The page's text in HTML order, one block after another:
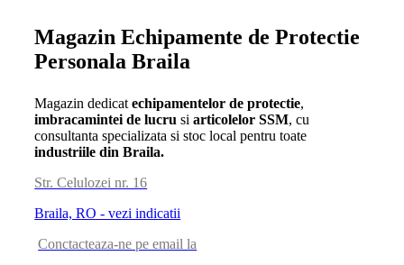
Magazin Echipamente de Protectie
Personala Braila
Magazin dedicatechipamentelor de protectie,
imbracamintei de lucru siarticolelor SSM, cu
consultanta specializata si stoc local pentru toate
industriile din Braila.
Str. Celulozei nr. 16
Braila, RO - vezi indicatii
Conctacteaza-ne pe email la